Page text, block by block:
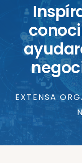
EXTENSA